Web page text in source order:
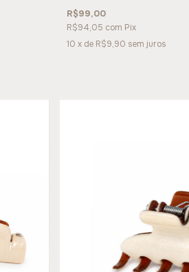
R$99,00
R$94,05 com Pix
10 x de R$9,90 sem juros